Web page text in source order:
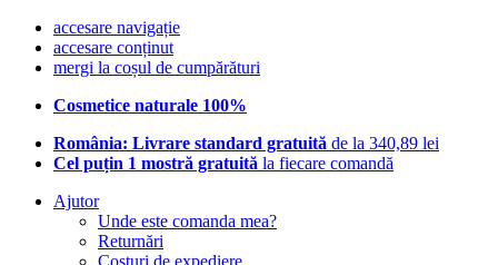
accesare navigație
accesare conținut
mergi la coșul de cumpărături
Cosmetice naturale 100%
România: Livrare standard gratuită de la 340,89 lei
Cel puțin 1 mostră gratuită la fiecare comandă
Ajutor
Unde este comanda mea?
Returnări
Costuri de expediere